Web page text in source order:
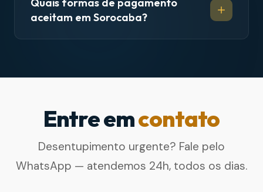
aceitam em Sorocaba?
Entre emcontato
Desentupimento urgente? Fale pelo
WhatsApp — atendemos 24h, todos os dias.